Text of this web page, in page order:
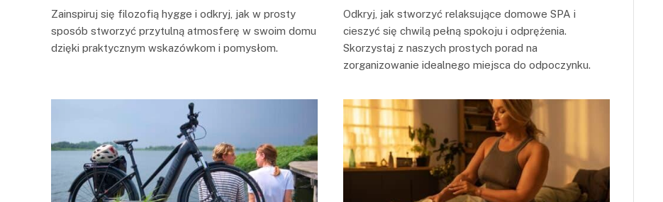
Zainspiruj się filozofią hygge i odkryj, jak w prosty
sposób stworzyć przytulną atmosferę w swoim domu
dzięki praktycznym wskazówkom i pomysłom.
Odkryj, jak stworzyć relaksujące domowe SPA i
cieszyć się chwilą pełną spokoju i odprężenia.
Skorzystaj z naszych prostych porad na
zorganizowanie idealnego miejsca do odpoczynku.